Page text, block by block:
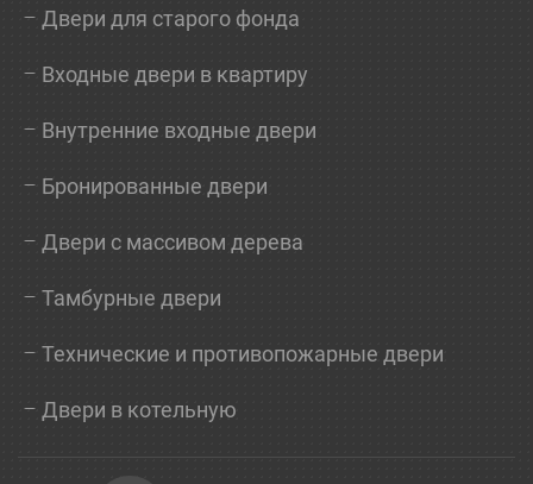
Двери для старого фонда
Входные двери в квартиру
Внутренние входные двери
Бронированные двери
Двери с массивом дерева
Тамбурные двери
Технические и противопожарные двери
Двери в котельную